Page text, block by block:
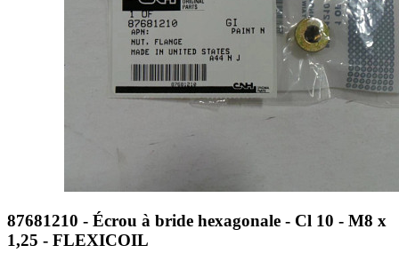
87681210 - Écrou à bride hexagonale - Cl 10 - M8 x
1,25 - FLEXICOIL